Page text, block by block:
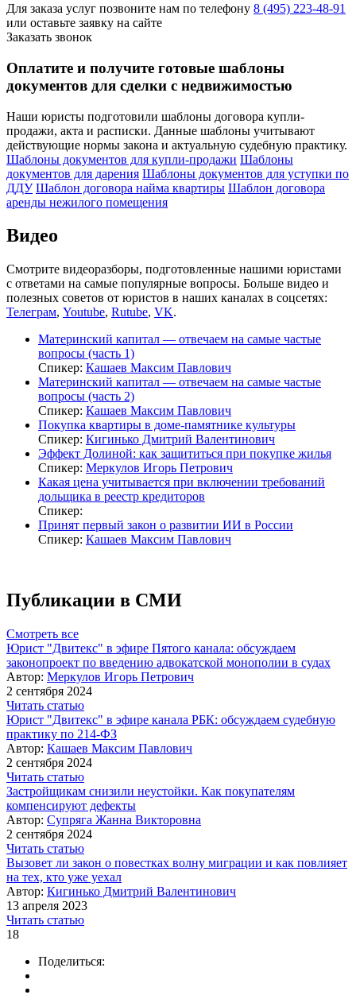
Для заказа услуг позвоните нам по телефону 8 (495) 223-48-91
или оставьте заявку на сайте
Заказать звонок
Оплатите и получите готовые шаблоны
документов для сделки с недвижимостью
Наши юристы подготовили шаблоны договора купли-
продажи, акта и расписки. Данные шаблоны учитывают
действующие нормы закона и актуальную судебную практику.
Шаблоны документов для купли-продажи Шаблоны
документов для дарения Шаблоны документов для уступки по
ДДУ Шаблон договора найма квартиры Шаблон договора
аренды нежилого помещения
Видео
Смотрите видеоразборы, подготовленные нашими юристами
с ответами на самые популярные вопросы. Больше видео и
полезных советов от юристов в наших каналах в соцсетях:
Телеграм, Youtube, Rutube, VK.
Материнский капитал — отвечаем на самые частые
вопросы (часть 1)
Спикер: Кашаев Максим Павлович
Материнский капитал — отвечаем на самые частые
вопросы (часть 2)
Спикер: Кашаев Максим Павлович
Покупка квартиры в доме-памятнике культуры
Спикер: Кигинько Дмитрий Валентинович
Эффект Долиной: как защититься при покупке жилья
Спикер: Меркулов Игорь Петрович
Какая цена учитывается при включении требований
дольщика в реестр кредиторов
Спикер:
Принят первый закон о развитии ИИ в России
Спикер: Кашаев Максим Павлович
Публикации в СМИ
Смотреть все
Юрист "Двитекс" в эфире Пятого канала: обсуждаем
законопроект по введению адвокатской монополии в судах
Автор: Меркулов Игорь Петрович
2 сентября 2024
Читать статью
Юрист "Двитекс" в эфире канала РБК: обсуждаем судебную
практику по 214-ФЗ
Автор: Кашаев Максим Павлович
2 сентября 2024
Читать статью
Застройщикам снизили неустойки. Как покупателям
компенсируют дефекты
Автор: Супряга Жанна Викторовна
2 сентября 2024
Читать статью
Вызовет ли закон о повестках волну миграции и как повлияет
на тех, кто уже уехал
Автор: Кигинько Дмитрий Валентинович
13 апреля 2023
Читать статью
18
Поделиться: